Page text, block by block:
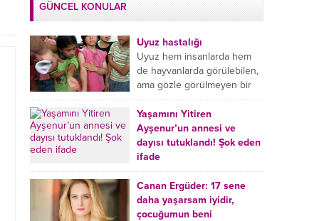
GÜNCEL KONULAR
Uyuz hastalığı
Uyuz hem insanlarda hem
de hayvanlarda görülebilen,
ama gözle görülmeyen bir
tür mikroplu böcek
hastalığıdır. Uyuz hastalığı
(Urticaria), deride veya...
Yaşamını Yitiren
Ayşenur’un annesi ve
dayısı tutuklandı! Şok eden
ifade
Burdur’da yatağında ölü
bulunan Ayşenur Kazık’ın (2)
annesi Kader Karadeniz (23)
ile dayısı Hızır Tunç
Canan Ergüder: 17 sene
daha yaşarsam iyidir,
çocuğumun beni